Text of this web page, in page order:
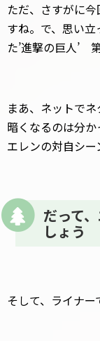
ただ、さすがに
すね。で、思い
た’進撃の巨人’
まあ、ネットで
暗くなるのは分
エレンの対自シー
だって
しょう
そして、ライナー